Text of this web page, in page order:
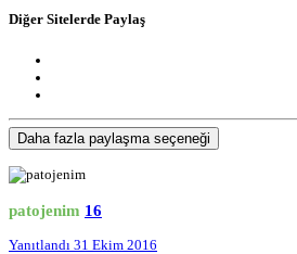
Diğer Sitelerde Paylaş
Daha fazla paylaşma seçeneği
patojenim 16
Yanıtlandı 31 Ekim 2016